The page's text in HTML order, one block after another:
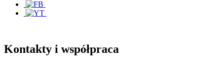
Kontakty i współpraca